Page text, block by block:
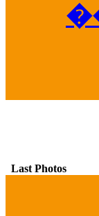
Last Photos